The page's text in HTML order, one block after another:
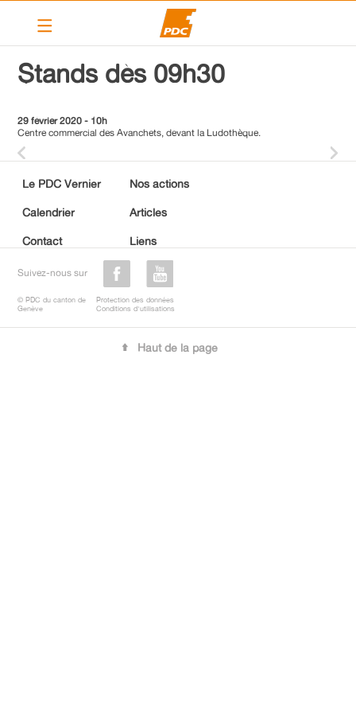
Le PDC Vernier
Calendrier
Articles
Contact
Liens
Stands dès 09h30
29 février 2020 - 10h
Centre commercial des Avanchets, devant la Ludothèque.
Le PDC Vernier Nos actions
Calendrier Articles
Contact Liens
Suivez-nous sur
© PDC du canton de
Genève
Protection des données
Conditions d'utilisations
Haut de la page